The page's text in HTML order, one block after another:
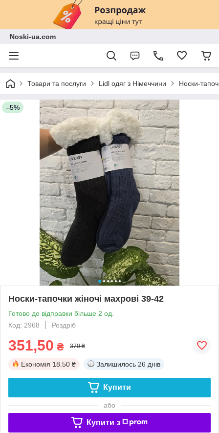
Noski-ua.com
Товари та послуги Lidl одяг з Німеччини Носки-
–5%
Носки-тапочки жіночі махрові 39-42
Готово до відправки більше 2 од.
Код: 2968
Роздріб
351,50 ₴ 370 ₴
Економія 18.50 ₴ Залишилось 26 днів
Купити
або
Купити з